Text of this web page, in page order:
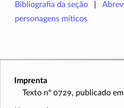
Bibliografia da seção
personagens míticos
Imprenta
Texto nº 0729, publicado